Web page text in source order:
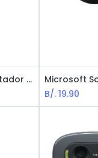
Linksys AE1200 Adaptador Wifi USB - LA N300
B/.19.90